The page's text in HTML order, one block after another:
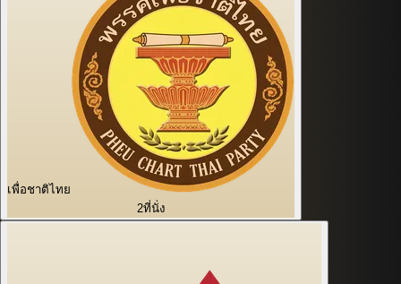
เพื่อชาติไทย
2ที่นั่ง